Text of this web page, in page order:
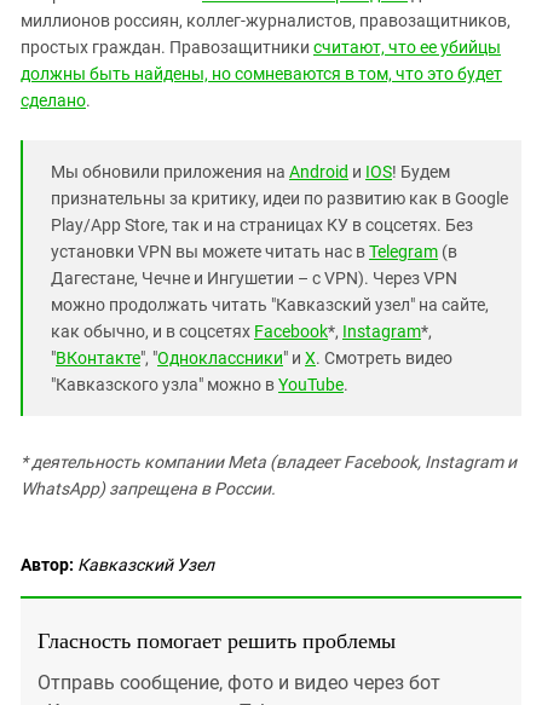
миллионов россиян, коллег-журналистов, правозащитников,
простых граждан. Правозащитники считают, что ее убийцы
должны быть найдены, но сомневаются в том, что это будет
сделано.
Мы обновили приложения на Android и IOS! Будем
признательны за критику, идеи по развитию как в Google
Play/App Store, так и на страницах КУ в соцсетях. Без
установки VPN вы можете читать нас вTelegram (в
Дагестане, Чечне и Ингушетии – с VPN). Через VPN
можно продолжать читать "Кавказский узел" на сайте,
как обычно, и в соцсетях Facebook*, Instagram*,
"ВКонтакте", "Одноклассники" и X. Смотреть видео
"Кавказского узла" можно вYouTube.
* деятельность компании Meta (владеет Facebook, Instagram и
WhatsApp) запрещена в России.
Автор: Кавказский Узел
Гласность помогает решить проблемы
Отправь сообщение, фото и видео через бот